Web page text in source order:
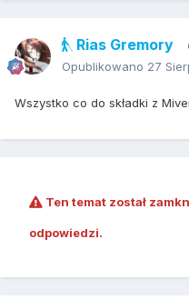
Rias Gremory
Opublikowano 27
Wszystko co do składki z
Ten temat został
odpowiedzi.